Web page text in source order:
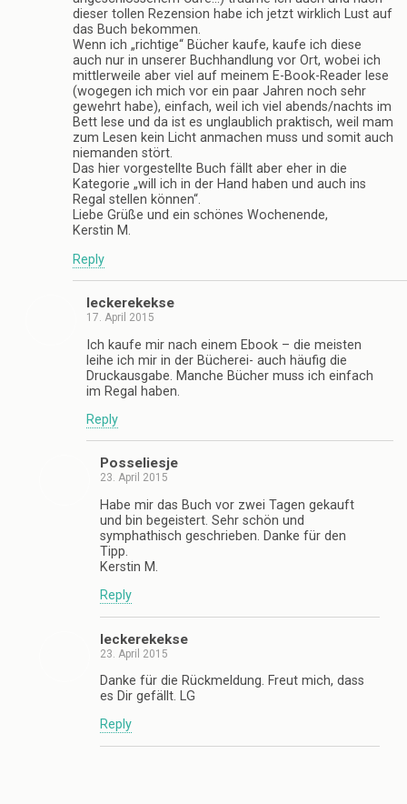
dieser tollen Rezension habe ich jetzt wirklich Lust auf
das Buch bekommen.
Wenn ich „richtige“ Bücher kaufe, kaufe ich diese
auch nur in unserer Buchhandlung vor Ort, wobei ich
mittlerweile aber viel auf meinem E-Book-Reader lese
(wogegen ich mich vor ein paar Jahren noch sehr
gewehrt habe), einfach, weil ich viel abends/nachts im
Bett lese und da ist es unglaublich praktisch, weil mam
zum Lesen kein Licht anmachen muss und somit auch
niemanden stört.
Das hier vorgestellte Buch fällt aber eher in die
Kategorie „will ich in der Hand haben und auch ins
Regal stellen können“.
Liebe Grüße und ein schönes Wochenende,
Kerstin M.
Reply
leckerekekse
17. April 2015
Ich kaufe mir nach einem Ebook – die meisten
leihe ich mir in der Bücherei- auch häufig die
Druckausgabe. Manche Bücher muss ich einfach
im Regal haben.
Reply
Posseliesje
23. April 2015
Habe mir das Buch vor zwei Tagen gekauft
und bin begeistert. Sehr schön und
symphathisch geschrieben. Danke für den
Tipp.
Kerstin M.
Reply
leckerekekse
23. April 2015
Danke für die Rückmeldung. Freut mich, dass
es Dir gefällt. LG
Reply